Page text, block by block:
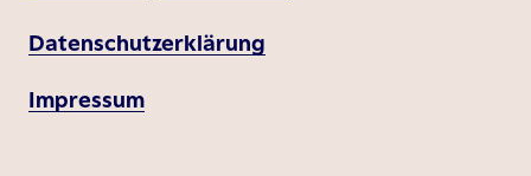
Datenschutzerklärung
Impressum